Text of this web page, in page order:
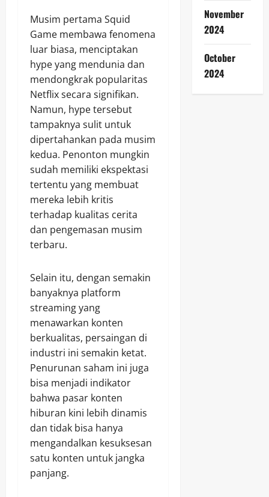
Musim pertama Squid
Game membawa fenomena
luar biasa, menciptakan
hype yang mendunia dan
mendongkrak popularitas
Netflix secara signifikan.
Namun, hype tersebut
tampaknya sulit untuk
dipertahankan pada musim
kedua. Penonton mungkin
sudah memiliki ekspektasi
tertentu yang membuat
mereka lebih kritis
terhadap kualitas cerita
dan pengemasan musim
terbaru.
Selain itu, dengan semakin
banyaknya platform
streaming yang
menawarkan konten
berkualitas, persaingan di
industri ini semakin ketat.
Penurunan saham ini juga
bisa menjadi indikator
bahwa pasar konten
hiburan kini lebih dinamis
dan tidak bisa hanya
mengandalkan kesuksesan
satu konten untuk jangka
panjang.
November
2024
October
2024